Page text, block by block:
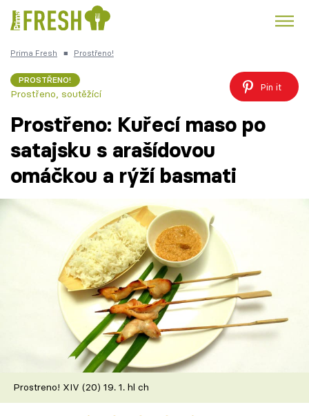
Česká kuchyně
Témata
Články
TV Program
Škola vaření
Recepty z TV
Speciál: Cuketa
Prima Fresh ■ Prostřeno!
PROSTŘENO!
Prostřeno, soutěžící
Pin it
Prostřeno: Kuřecí maso po
satajsku s arašídovou
omáčkou a rýží basmati
Prostreno! XIV (20) 19. 1. hl ch